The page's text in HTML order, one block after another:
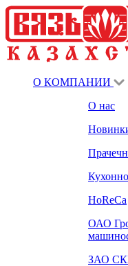
О КОМПАНИИ
О нас
HoReCa
ОАО
ЗАО